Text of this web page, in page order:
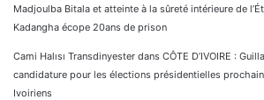
Madjoulba Bitala et atteinte à la sûreté intérieure de
Kadangha écope 20ans de prison
Cami Halısı Transdinyester dans CÔTE D’IVOIRE :
candidature pour les élections présidentielles
Ivoiriens